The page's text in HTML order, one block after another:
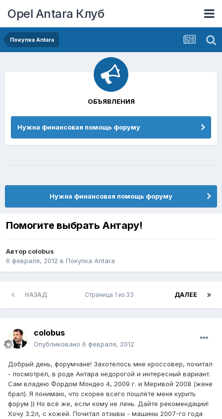
Opel Antara Клуб
Покупка Antara
Нужна финансовая помощь форуму
Помогите выбрать Антару!
Автор colobus
6 февраля, 2012 в Покупка Antara
НАЗАД ДАЛЕЕ
Страница 1 из 33
colobus
Опубликовано 6 февраля, 2012
Добрый день, форумчане! Захотелось мне кроссовер, почитал
- посмотрел, в роде Антара недорогой и интересный вариант.
Сам владею Фордом Мондео 4, 2009 г. и Меривой 2008 (жене
брал). Я понимаю, что скорее всего пошлёте меня курить
форум )) Но всё же, если кому не лень. Дайте рекомендации!
Хочу 3.2л, с кожей. Почитал отзывы - машины 2007-го года
ОБЪЯВЛЕНИЯ
Нужна финансовая помощь форуму